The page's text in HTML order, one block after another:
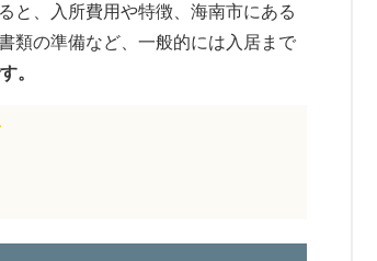
と、入所費用や特徴、海南市にある
類の準備など、一般的には入居まで
。